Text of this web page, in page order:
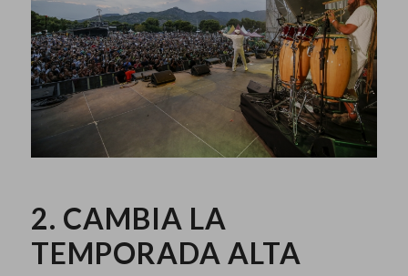
2. CAMBIA LA
TEMPORADA ALTA